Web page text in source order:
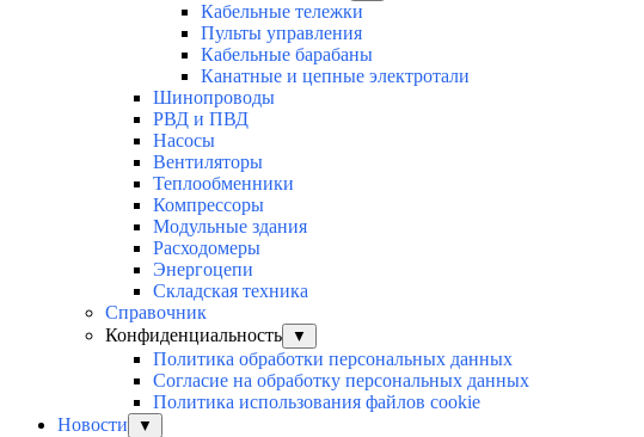
Кабельные тележки
Пульты управления
Кабельные барабаны
Канатные и цепные электротали
Шинопроводы
РВД и ПВД
Насосы
Вентиляторы
Теплообменники
Компрессоры
Модульные здания
Расходомеры
Энергоцепи
Складская техника
Справочник
Конфиденциальность
▼
Политика обработки персональных данных
Согласие на обработку персональных данных
Политика использования файлов cookie
Новости
▼